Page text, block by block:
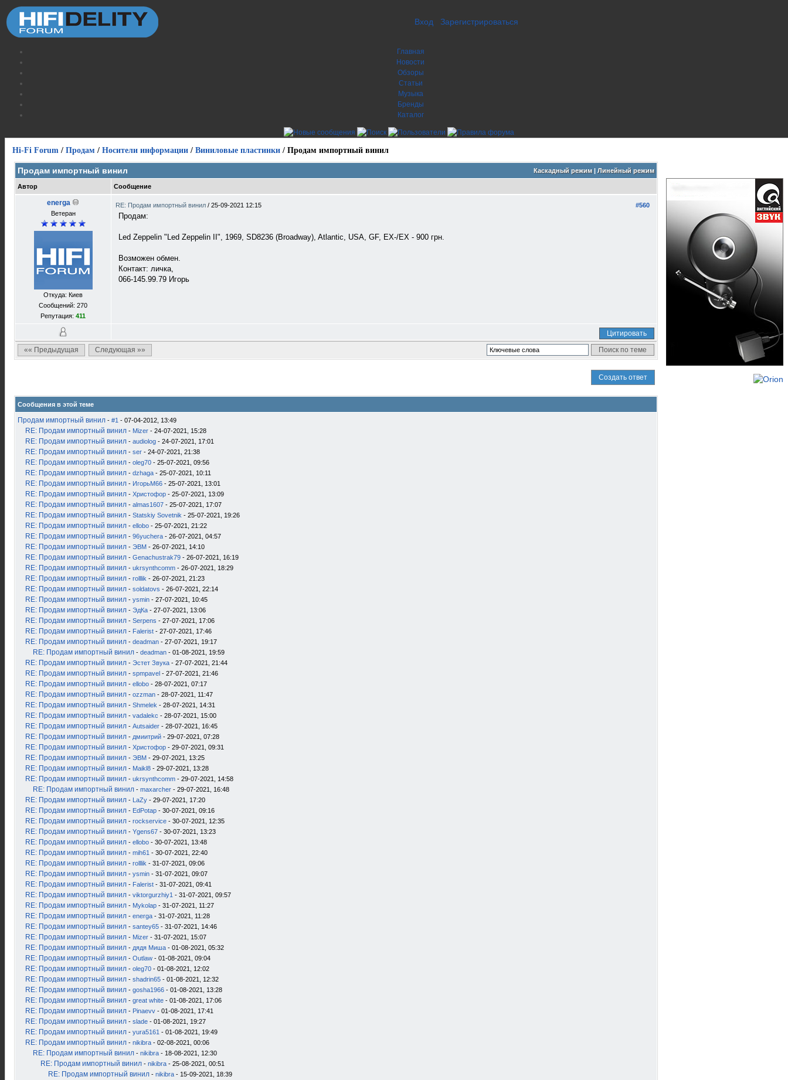
Вход Зарегистрироваться
Главная
Новости
Обзоры
Статьи
Музыка
Бренды
Каталог
Hi-Fi Forum / Продам / Носители информации / Виниловые пластинки / Продам импортный винил
Каскадный режим| Линейный режим
Продам импортный винил
Автор Сообщение
energa
Ветеран
Откуда: Киев
Сообщений: 270
Репутация: 411
#560
RE: Продам импортный винил / 25-09-2021 12:15
Продам:
Led Zeppelin "Led Zeppelin II", 1969, SD8236 (Broadway), Atlantic, USA, GF, EX-/EX - 900 грн.
Возможен обмен.
Контакт: личка,
066-145.99.79 Игорь
Цитировать
«« Предыдущая
Следующая »»
Создать ответ
Сообщения в этой теме
Продам импортный винил - #1 - 07-04-2012, 13:49
RE: Продам импортный винил - Mizer - 24-07-2021, 15:28
RE: Продам импортный винил - audiolog - 24-07-2021, 17:01
RE: Продам импортный винил - ser - 24-07-2021, 21:38
RE: Продам импортный винил - oleg70 - 25-07-2021, 09:56
RE: Продам импортный винил - dzhaga - 25-07-2021, 10:11
RE: Продам импортный винил - ИгорьМ66 - 25-07-2021, 13:01
RE: Продам импортный винил - Христофор - 25-07-2021, 13:09
RE: Продам импортный винил - almas1607 - 25-07-2021, 17:07
RE: Продам импортный винил - Statskiy Sovetnik - 25-07-2021, 19:26
RE: Продам импортный винил - ellobo - 25-07-2021, 21:22
RE: Продам импортный винил - 96yuchera - 26-07-2021, 04:57
RE: Продам импортный винил - ЭВМ - 26-07-2021, 14:10
RE: Продам импортный винил - Genachustrak79 - 26-07-2021, 16:19
RE: Продам импортный винил - ukrsynthcomm - 26-07-2021, 18:29
RE: Продам импортный винил - rolllik - 26-07-2021, 21:23
RE: Продам импортный винил - soldatovs - 26-07-2021, 22:14
RE: Продам импортный винил - ysmin - 27-07-2021, 10:45
RE: Продам импортный винил - ЭдКа - 27-07-2021, 13:06
RE: Продам импортный винил - Serpens - 27-07-2021, 17:06
RE: Продам импортный винил - Falerist - 27-07-2021, 17:46
RE: Продам импортный винил - deadman - 27-07-2021, 19:17
RE: Продам импортный винил - deadman - 01-08-2021, 19:59
RE: Продам импортный винил - Эстет Звука - 27-07-2021, 21:44
RE: Продам импортный винил - spmpavel - 27-07-2021, 21:46
RE: Продам импортный винил - ellobo - 28-07-2021, 07:17
RE: Продам импортный винил - ozzman - 28-07-2021, 11:47
RE: Продам импортный винил - Shmelek - 28-07-2021, 14:31
RE: Продам импортный винил - vadalekc - 28-07-2021, 15:00
RE: Продам импортный винил - Autsaider - 28-07-2021, 16:45
RE: Продам импортный винил - дмиитрий - 29-07-2021, 07:28
RE: Продам импортный винил - Христофор - 29-07-2021, 09:31
RE: Продам импортный винил - ЭВМ - 29-07-2021, 13:25
RE: Продам импортный винил - Maikl8 - 29-07-2021, 13:28
RE: Продам импортный винил - ukrsynthcomm - 29-07-2021, 14:58
RE: Продам импортный винил - maxarcher - 29-07-2021, 16:48
RE: Продам импортный винил - LaZy - 29-07-2021, 17:20
RE: Продам импортный винил - EdPotap - 30-07-2021, 09:16
RE: Продам импортный винил - rockservice - 30-07-2021, 12:35
RE: Продам импортный винил - Ygens67 - 30-07-2021, 13:23
RE: Продам импортный винил - ellobo - 30-07-2021, 13:48
RE: Продам импортный винил - mih61 - 30-07-2021, 22:40
RE: Продам импортный винил - rolllik - 31-07-2021, 09:06
RE: Продам импортный винил - ysmin - 31-07-2021, 09:07
RE: Продам импортный винил - Falerist - 31-07-2021, 09:41
RE: Продам импортный винил - viktorgurzhiy1 - 31-07-2021, 09:57
RE: Продам импортный винил - Mykolap - 31-07-2021, 11:27
RE: Продам импортный винил - energa - 31-07-2021, 11:28
RE: Продам импортный винил - santey65 - 31-07-2021, 14:46
RE: Продам импортный винил - Mizer - 31-07-2021, 15:07
RE: Продам импортный винил - дядя Миша - 01-08-2021, 05:32
RE: Продам импортный винил - Outlaw - 01-08-2021, 09:04
RE: Продам импортный винил - oleg70 - 01-08-2021, 12:02
RE: Продам импортный винил - shadrin65 - 01-08-2021, 12:32
RE: Продам импортный винил - gosha1966 - 01-08-2021, 13:28
RE: Продам импортный винил - great white - 01-08-2021, 17:06
RE: Продам импортный винил - Pinaevv - 01-08-2021, 17:41
RE: Продам импортный винил - slade - 01-08-2021, 19:27
RE: Продам импортный винил - yura5161 - 01-08-2021, 19:49
RE: Продам импортный винил - nikibra - 02-08-2021, 00:06
RE: Продам импортный винил - nikibra - 18-08-2021, 12:30
RE: Продам импортный винил - nikibra - 25-08-2021, 00:51
RE: Продам импортный винил - nikibra - 15-09-2021, 18:39